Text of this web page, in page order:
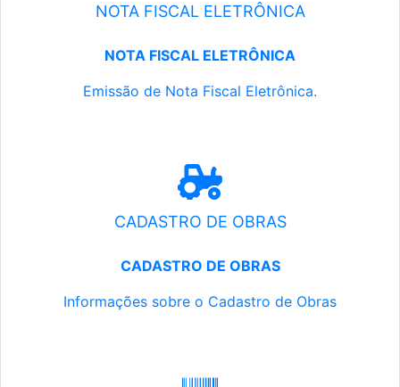
NOTA FISCAL ELETRÔNICA
NOTA FISCAL ELETRÔNICA
Emissão de Nota Fiscal Eletrônica.
CADASTRO DE OBRAS
CADASTRO DE OBRAS
Informações sobre o Cadastro de Obras